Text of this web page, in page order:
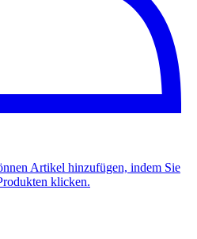
Artikel hinzufügen, indem Sie
klicken.